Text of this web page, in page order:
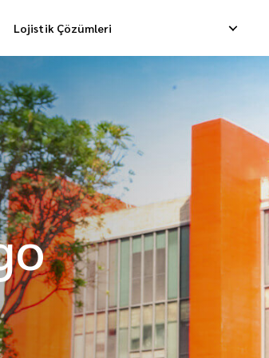
Lojistik Çözümleri
Teslimatı
Teslimatı
Taşımacılığı
Tersine Toplama